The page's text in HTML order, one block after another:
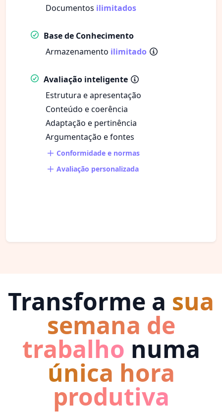
Documentos ilimitados
Base de Conhecimento
Armazenamento ilimitado
Avaliação inteligente
Estrutura e apresentação
Conteúdo e coerência
Adaptação e pertinência
Argumentação e fontes
Conformidade e normas
Avaliação personalizada
Transforme a sua
semana de
trabalho numa
única hora
produtiva